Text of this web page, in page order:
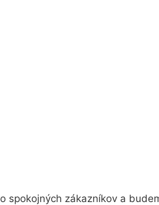
spokojných zákazníkov a